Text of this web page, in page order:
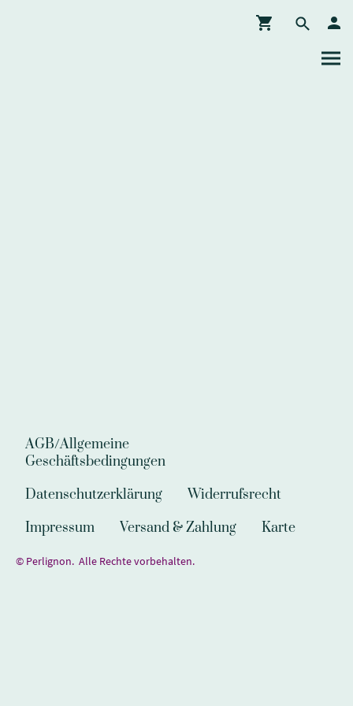
AGB/Allgemeine
Geschäftsbedingungen
Datenschutzerklärung
Widerrufsrecht
Impressum
Versand & Zahlung Karte
© Perlignon. Alle Rechte vorbehalten.